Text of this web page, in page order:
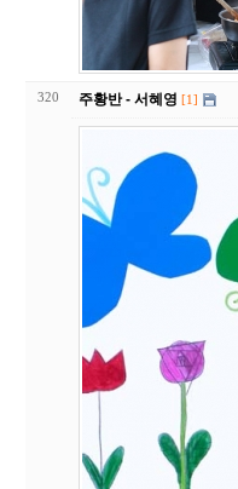
320 주황반 - 서혜영 [1]